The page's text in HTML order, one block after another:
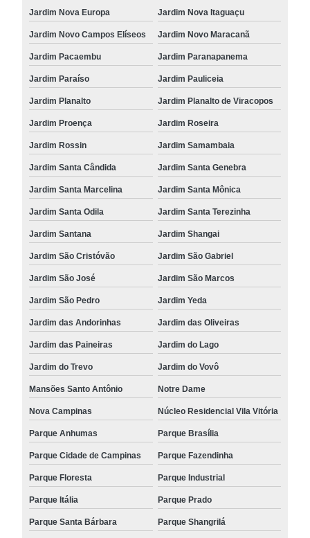
Jardim Nova Europa Jardim Nova Itaguaçu
Jardim Novo Campos Elíseos Jardim Novo Maracanã
Jardim Pacaembu Jardim Paranapanema
Jardim Paraíso Jardim Pauliceia
Jardim Planalto Jardim Planalto de Viracopos
Jardim Proença Jardim Roseira
Jardim Rossin Jardim Samambaia
Jardim Santa Cândida Jardim Santa Genebra
Jardim Santa Marcelina Jardim Santa Mônica
Jardim Santa Odila Jardim Santa Terezinha
Jardim Santana Jardim Shangai
Jardim São Cristóvão Jardim São Gabriel
Jardim São José Jardim São Marcos
Jardim São Pedro Jardim Yeda
Jardim das Andorinhas Jardim das Oliveiras
Jardim das Paineiras Jardim do Lago
Jardim do Trevo Jardim do Vovô
Mansões Santo Antônio Notre Dame
Nova Campinas Núcleo Residencial Vila Vitória
Parque Anhumas Parque Brasília
Parque Cidade de Campinas Parque Fazendinha
Parque Floresta Parque Industrial
Parque Itália Parque Prado
Parque Santa Bárbara Parque Shangrilá